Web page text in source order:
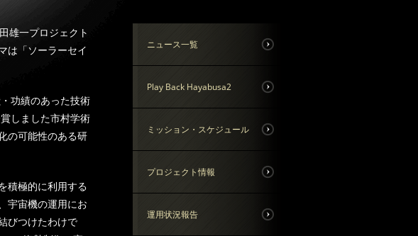
雄一プロジェクト
は「ソーラーセイ
功績のあった技術
しました市村学術
の可能性のある研
積極的に利用する
宇宙機の運用にお
びつけたわけで
ニュース一覧
Play Back Hayabusa2
ミッション・スケジュール
プロジェクト情報
運用状況報告